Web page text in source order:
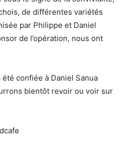
de différentes variétés
par Philippe et Daniel
de l’opération, nous ont
confiée à Daniel Sanua
bientôt revoir ou voir sur